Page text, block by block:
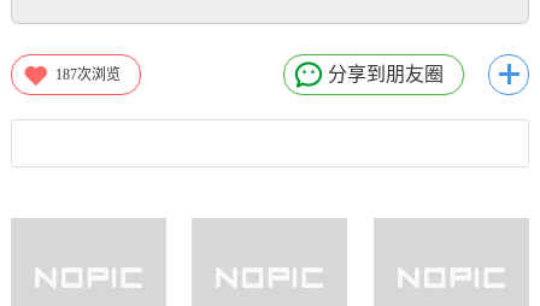
187次浏览 分享到朋友圈